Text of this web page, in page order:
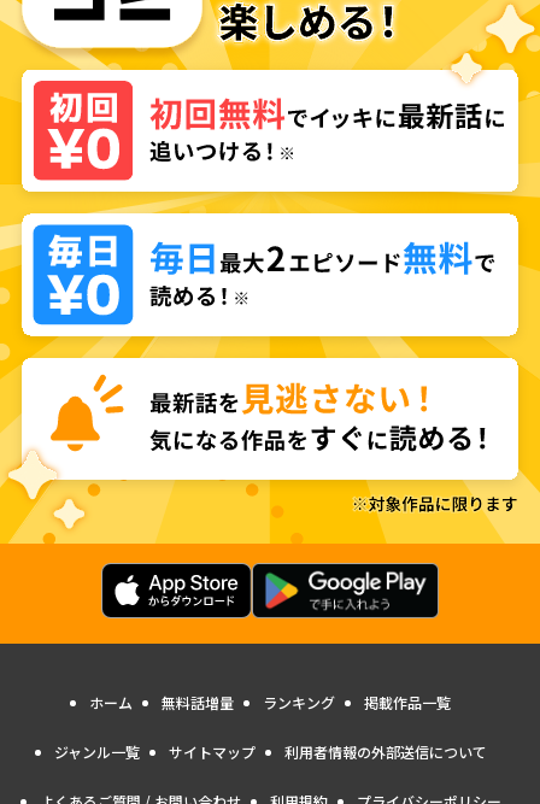
ホーム 無料話増量 ランキング 掲載作品一覧
ジャンル一覧 サイトマップ 利用者情報の外部送信について